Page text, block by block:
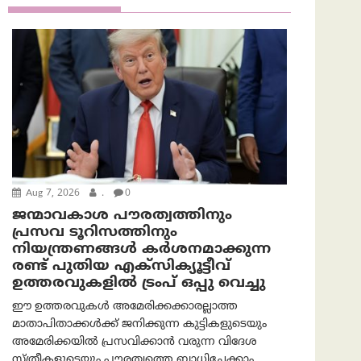
Aug 7, 2026 . 0
ജന്മാവകാശ പൗരത്വത്തിനും
പ്രസവ ടൂറിസത്തിനും
നിയന്ത്രണങ്ങൾ കർശനമാക്കുന്ന
രണ്ട് പുതിയ എക്സിക്യൂട്ടീവ്
ഉത്തരവുകളിൽ ട്രംപ് ഒപ്പു വെച്ചു
ഈ ഉത്തരവുകൾ അമേരിക്കക്കാരല്ലാത്ത
മാതാപിതാക്കൾക്ക് ജനിക്കുന്ന കുട്ടികളുടെയും
അമേരിക്കയിൽ പ്രസവിക്കാൻ വരുന്ന വിദേശ